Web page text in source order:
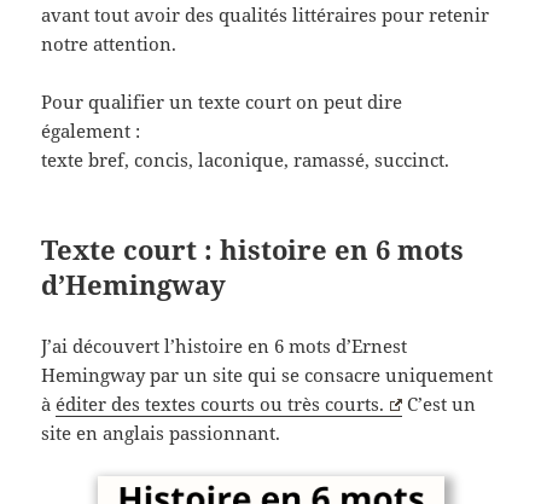
avant tout avoir des qualités littéraires pour retenir
notre attention.
Pour qualifier un texte court on peut dire
également :
texte bref, concis, laconique, ramassé, succinct.
Texte court : histoire en 6 mots
d’Hemingway
J’ai découvert l’histoire en 6 mots d’Ernest
Hemingway par un site qui se consacre uniquement
àéditer des textes courts ou très courts.
C’est un
site en anglais passionnant.